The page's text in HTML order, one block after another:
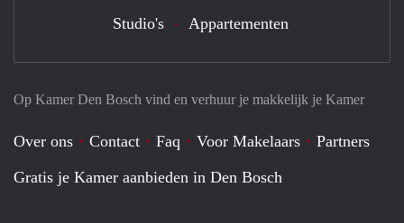
Op Kamer Den Bosch vind en verhuur je makkelijk je Kamer
Over ons Contact Faq Voor Makelaars
Partners
Gratis je Kamer aanbieden in Den Bosch
Studio's Appartementen